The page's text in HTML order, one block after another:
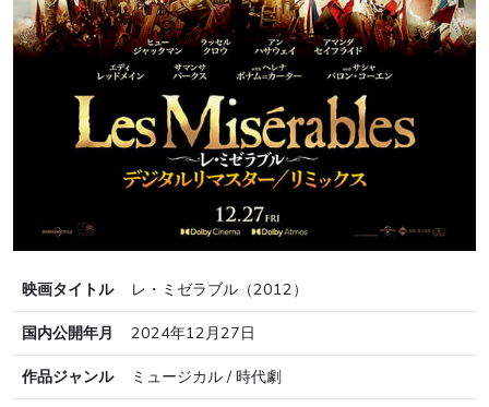
映画タイトル
レ・ミゼラブル（2012）
国内公開年月
2024年12月27日
作品ジャンル
ミュージカル / 時代劇